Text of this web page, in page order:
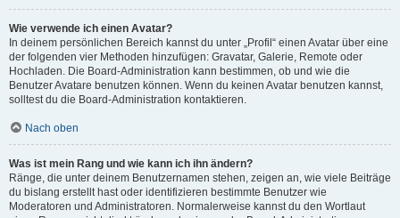
Wie verwende ich einen Avatar?
In deinem persönlichen Bereich kannst du unter „Profil“ einen Avatar über eine
der folgenden vier Methoden hinzufügen: Gravatar, Galerie, Remote oder
Hochladen. Die Board-Administration kann bestimmen, ob und wie die
Benutzer Avatare benutzen können. Wenn du keinen Avatar benutzen kannst,
solltest du die Board-Administration kontaktieren.
Nach oben
Was ist mein Rang und wie kann ich ihn ändern?
Ränge, die unter deinem Benutzernamen stehen, zeigen an, wie viele Beiträge
du bislang erstellt hast oder identifizieren bestimmte Benutzer wie
Moderatoren und Administratoren. Normalerweise kannst du den Wortlaut